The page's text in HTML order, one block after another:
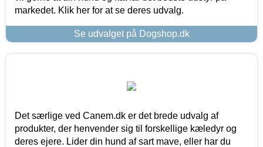
markedet. Klik her for at se deres udvalg.
Se udvalget på Dogshop.dk
Det særlige ved Canem.dk er det brede udvalg af
produkter, der henvender sig til forskellige kæledyr og
deres ejere. Lider din hund af sart mave, eller har du